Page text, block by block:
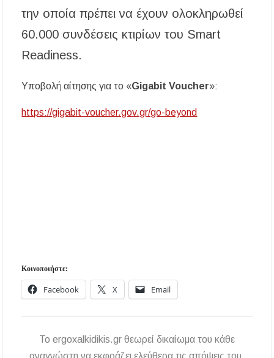
την οποία πρέπει να έχουν ολοκληρωθεί
60.000 συνδέσεις κτιρίων του Smart
Readiness.
Υποβολή αίτησης για το «Gigabit Voucher»:
https://gigabit-voucher.gov.gr/go-beyond
Κοινοποιήστε:
Facebook X Email
To ergoxalkidikis.gr θεωρεί δικαίωμα του κάθε
αναγνώστη να εκφράζει ελεύθερα τις απόψεις του.